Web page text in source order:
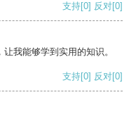
支持[0] 反对[0]
我能够学到实用的知识。
支持[0] 反对[0]